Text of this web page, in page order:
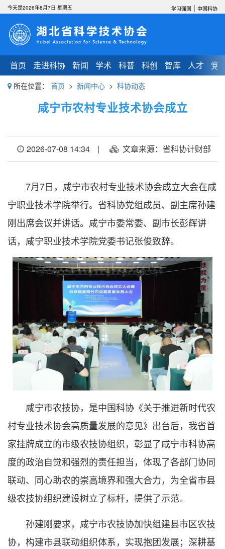
首页 走进科协 新闻 学术 科普 科创 智库 人才 党
今天是2026年8月7日 星期五 学习强国 | 中国科协
所在位置： 首页 > 新闻中心 > 科协动态
咸宁市农村专业技术协会成立
2026-07-08 14:34 | 文章来源：省科协计财部
7月7日，咸宁市农村专业技术协会成立大会在咸
宁职业技术学院举行。省科协党组成员、副主席孙建
刚出席会议并讲话。咸宁市委常委、副市长彭辉讲
话，咸宁职业技术学院党委书记张俊致辞。
咸宁市农技协，是中国科协《关于推进新时代农
村专业技术协会高质量发展的意见》出台后，我省首
家挂牌成立的市级农技协组织，彰显了咸宁市科协高
度的政治自觉和强烈的责任担当，体现了各部门协同
联动、同心助农的崇高境界和强大合力，为全省市县
级农技协组织建设树立了标杆，提供了示范。
孙建刚要求，咸宁市农技协加快组建县市区农技
协，构建市县联动组织体系，实现抱团发展；深耕基